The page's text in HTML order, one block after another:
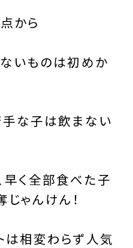
から
ないものは初めか
手な子は飲まない
早く全部食べた子
ゃんけん！
は相変わらず人気